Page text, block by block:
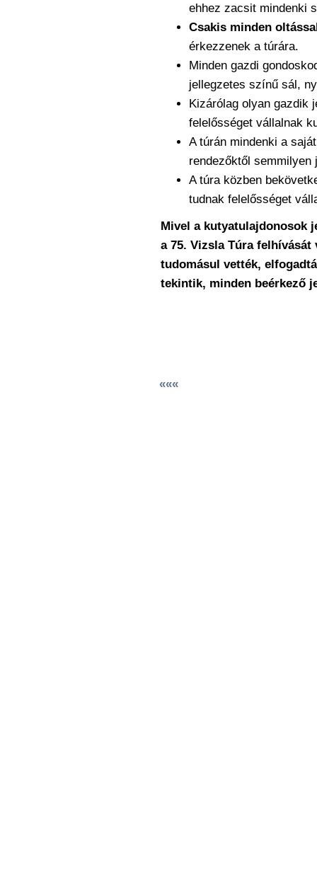
ehhez zacsit mindenki
Csakis minden
érkezzenek a túrára.
Minden gazdi
jellegzetes színű sál,
Kizárólag olyan gazdik
felelősséget vállalnak
A túrán mindenki a
rendezőktől
A túra közben
tudnak felelősséget
Mivel a kutyatulajdonosok
a 75. Vizsla Túra
tudomásul vették,
tekintik, minden beérkező
«««